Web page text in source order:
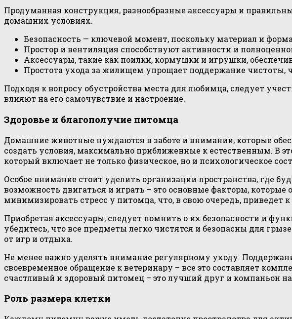
Продуманная конструкция, разнообразные аксессуары и
домашних условиях.
Безопасность — ключевой момент, поскольку материал и
Простор и вентиляция способствуют активности и
Аксессуары, такие как поилки, кормушки и игрушки,
Простота ухода за жилищем упрощает поддержание чистоты,
Подходя к вопросу обустройства места для любимца, следует
влияют на его самочувствие и настроение.
Здоровье и благополучие питомца
Домашние животные нуждаются в заботе и внимании, которые
создать условия, максимально приближенные к естественным. В
который включает не только физическое, но и психологическое
Особое внимание стоит уделить организации пространства, где
возможность двигаться и играть – это основные факторы,
минимизировать стресс у питомца, что, в свою очередь, приведет
Приобретая аксессуары, следует помнить о их безопасности и
убедитесь, что все предметы легко чистятся и безопасны для
от игр и отдыха.
Не менее важно уделять внимание регулярному уходу.
своевременное обращение к ветеринару – все это составляет
счастливый и здоровый питомец – это лучший друг и компаньон
Роль размера клетки